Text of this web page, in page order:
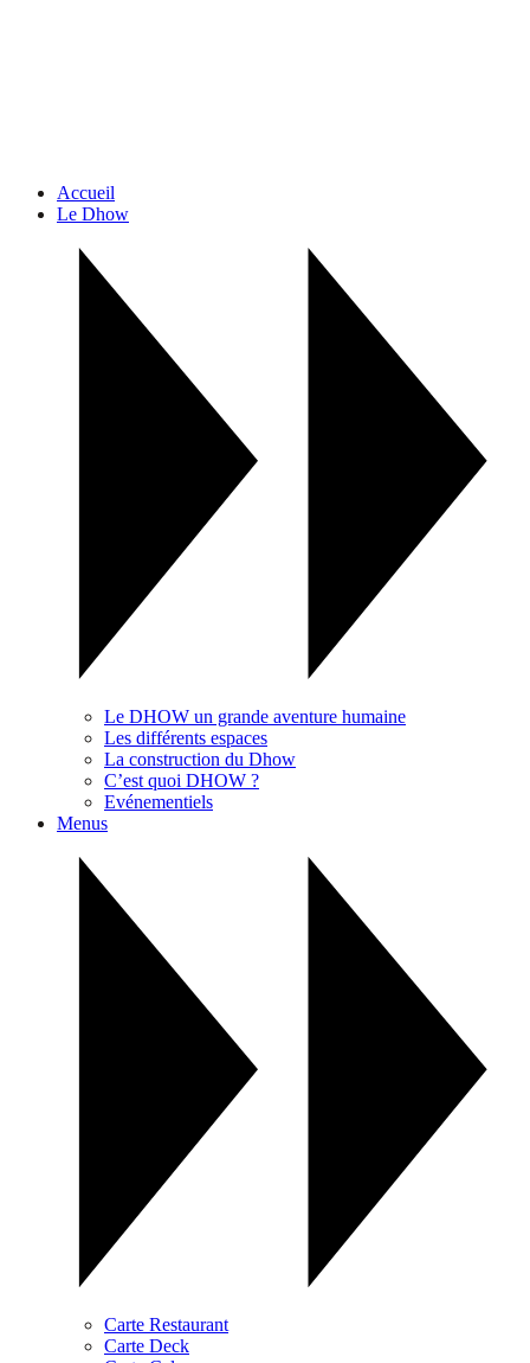
Accueil
Le Dhow
Le DHOW un grande aventure humaine
Les différents espaces
La construction du Dhow
C’est quoi DHOW ?
Evénementiels
Menus
Carte Restaurant
Carte Deck